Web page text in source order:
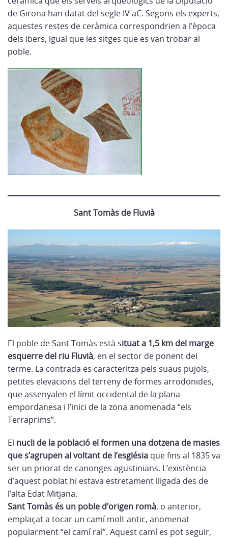
de Girona han datat del segle IV aC. Segons els experts,
aquestes restes de ceràmica correspondrien a l’època
dels ibers, igual que les sitges que es van trobar al
poble.
Sant Tomàs de Fluvià
El poble de Sant Tomàs està situat a 1,5 km del marge
esquerre del riu Fluvià, en el sector de ponent del
terme. La contrada es caracteritza pels suaus pujols,
petites elevacions del terreny de formes arrodonides,
que assenyalen el límit occidental de la plana
empordanesa i l’inici de la zona anomenada “els
Terraprims”.
El nucli de la població el formen una dotzena de masies
que s’agrupen al voltant de l’església que fins al 1835 va
ser un priorat de canonges agustinians. L’existència
d’aquest poblat hi estava estretament lligada des de
l’alta Edat Mitjana.
Sant Tomàs és un poble d’origen romà, o anterior,
emplaçat a tocar un camí molt antic, anomenat
popularment “el camí ral”. Aquest camí es pot seguir,